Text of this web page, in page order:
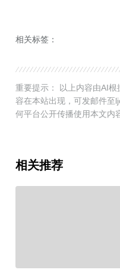
相关标签：
重要提示： 以上内容由AI
容在本站出现，可发邮件至
何平台公开传播使用本文内
相关推荐